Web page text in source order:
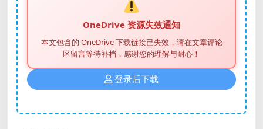
OneDrive 资源失效通知
本文包含的 OneDrive 下载链接已失效，请在文章评论
区留言等待补档，感谢您的理解与耐心！
登录后下载